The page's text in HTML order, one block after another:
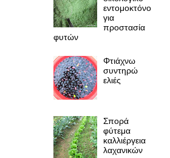
εντομοκτόνο
για
προστασία
φυτών
Φτιάχνω
συντηρώ
ελιές
Σπορά
φύτεμα
καλλιέργεια
λαχανικών